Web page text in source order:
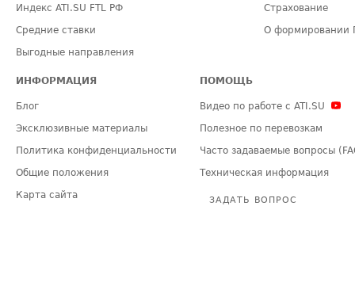
Индекс ATI.SU FTL РФ
Средние ставки
Выгодные направления
Страхование
О формировании
ИНФОРМАЦИЯ
Блог
Эксклюзивные материалы
Политика конфиденциальности
Общие положения
Карта сайта
ПОМОЩЬ
Видео по работе с ATI.SU
Полезное по перевозкам
Часто задаваемые вопросы
Техническая информация
ЗАДАТЬ ВОПРОС